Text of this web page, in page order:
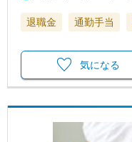
退職金 通勤手当
気になる